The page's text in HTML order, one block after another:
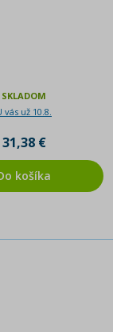
SKLADOM
vás už 10.8.
31,38 €
košíka